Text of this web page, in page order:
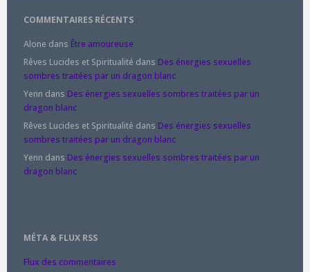
COMMENTAIRES RÉCENTS
Alone dans Être amoureuse
Rêves Lucides et Spiritualité dans Des énergies sexuelles
sombres traitées par un dragon blanc
Yenn dans Des énergies sexuelles sombres traitées par un
dragon blanc
Rêves Lucides et Spiritualité dans Des énergies sexuelles
sombres traitées par un dragon blanc
Yenn dans Des énergies sexuelles sombres traitées par un
dragon blanc
MÉTA & FLUX RSS
Flux des commentaires